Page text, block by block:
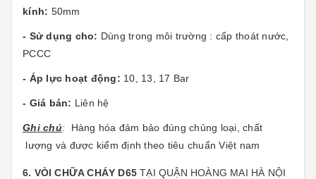
kính: 50mm
- Sử dụng cho: Dùng trong môi trường : cấp thoát nước,
PCCC
- Áp lực hoạt động: 10, 13, 17 Bar
- Giá bán: Liên hệ
Ghi chú: Hàng hóa đảm bảo đúng chủng loại, chất
lượng và được kiểm định theo tiêu chuẩn Việt nam
6. VÒI CHỮA CHÁY D65TẠI QUẬN HOÀNG MAI HÀ NỘI